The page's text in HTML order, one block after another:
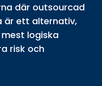
där outsourcad
är ett alternativ,
logiska
risk och